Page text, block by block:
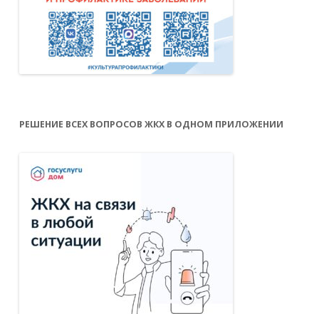
РЕШЕНИЕ ВСЕХ ВОПРОСОВ ЖКХ В ОДНОМ ПРИЛОЖЕНИИ